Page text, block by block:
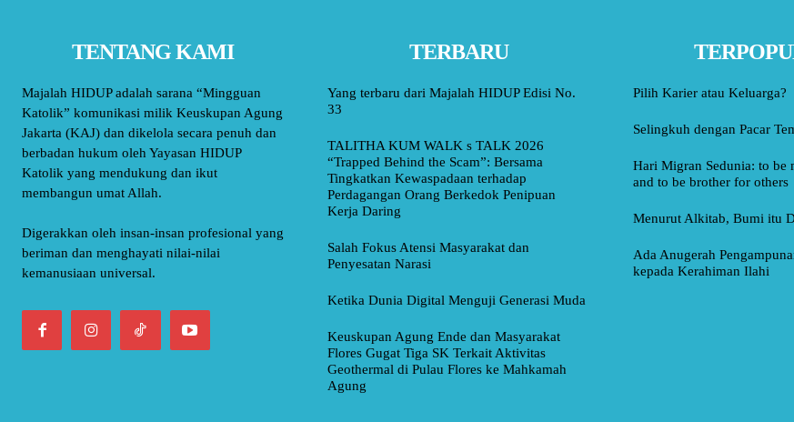
TENTANG KAMI
Majalah HIDUP adalah sarana “Mingguan
Katolik” komunikasi milik Keuskupan Agung
Jakarta (KAJ) dan dikelola secara penuh dan
berbadan hukum oleh Yayasan HIDUP
Katolik yang mendukung dan ikut
membangun umat Allah.
Digerakkan oleh insan-insan profesional yang
beriman dan menghayati nilai-nilai
kemanusiaan universal.
TERBARU
Yang terbaru dari Majalah HIDUP Edisi No.
33
TALITHA KUM WALK s TALK 2026
“Trapped Behind the Scam”: Bersama
Tingkatkan Kewaspadaan terhadap
Perdagangan Orang Berkedok Penipuan
Kerja Daring
Salah Fokus Atensi Masyarakat dan
Penyesatan Narasi
Ketika Dunia Digital Menguji Generasi Muda
Keuskupan Agung Ende dan Masyarakat
Flores Gugat Tiga SK Terkait Aktivitas
Geothermal di Pulau Flores ke Mahkamah
Agung
Pilih Karier atau Keluarga?
Selingkuh dengan Pacar
Hari Migran Sedunia: to be
and to be brother for others
Menurut Alkitab, Bumi itu
Ada Anugerah
kepada Kerahiman Ilahi